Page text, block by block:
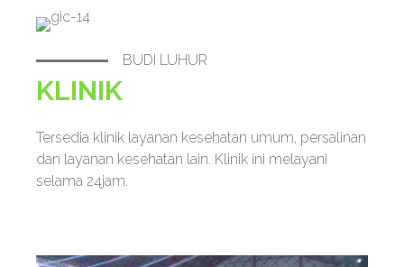
BUDI LUHUR
KLINIK
Tersedia klinik layanan kesehatan umum, persalinan
dan layanan kesehatan lain. Klinik ini melayani
selama 24jam.